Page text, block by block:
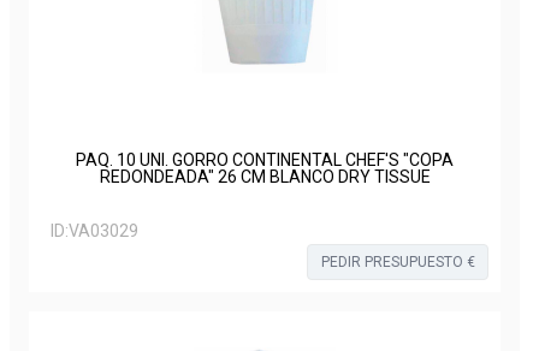
PAQ. 10 UNI. GORRO CONTINENTAL CHEF'S "COPA
REDONDEADA" 26 CM BLANCO DRY TISSUE
ID:VA03029
PEDIR PRESUPUESTO €